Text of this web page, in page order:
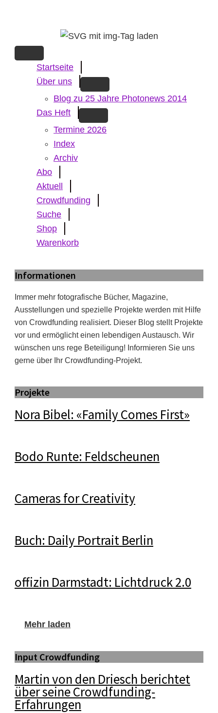
content
Startseite
Über uns
Blog zu 25 Jahre Photonews 2014
Das Heft
Termine 2026
Index
Archiv
Abo
Aktuell
Crowdfunding
Suche
Shop
Warenkorb
Informationen
Immer mehr fotografische Bücher, Magazine,
Ausstellungen und spezielle Projekte werden mit Hilfe
von Crowdfunding realisiert. Dieser Blog stellt Projekte
vor und ermöglicht einen lebendigen Austausch. Wir
wünschen uns rege Beteiligung! Informieren Sie uns
gerne über Ihr Crowdfunding-Projekt.
Projekte
Nora Bibel: «Family Comes First»
Bodo Runte: Feldscheunen
Cameras for Creativity
Buch: Daily Portrait Berlin
offizin Darmstadt: Lichtdruck 2.0
Mehr laden
Input Crowdfunding
Martin von den Driesch berichtet
über seine Crowdfunding-
Erfahrungen